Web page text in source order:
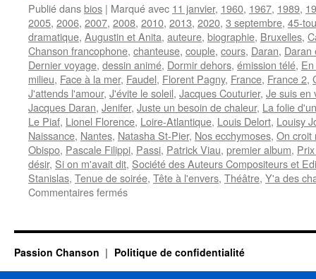
Publié dansbios | Marqué avec 11 janvier, 1960, 1967, 1989,
2005, 2006, 2007, 2008, 2010, 2013, 2020, 3 septembre, 45-
dramatique, Augustin et Anita, auteure, biographie, Bruxelles,
Chanson francophone, chanteuse, couple, cours, Daran, Daran
Dernier voyage, dessin animé, Dormir dehors, émission télé,
milieu, Face à la mer, Faudel, Florent Pagny, France, France 2,
J'attends l'amour, J'évite le soleil, Jacques Couturier, Je suis en
Jacques Daran, Jenifer, Juste un besoin de chaleur, La folie
Le Piaf, Lionel Florence, Loire-Atlantique, Louis Delort, Louisy
Naissance, Nantes, Natasha St-Pier, Nos ecchymoses, On croit
Obispo, Pascale Filippi, Passi, Patrick Viau, premier album,
désir, Si on m'avait dit, Société des Auteurs Compositeurs et
Stanislas, Tenue de soirée, Tête à l'envers, Théâtre, Y'a des
Commentaires ferméssur
Passion Chanson Politique de confidentialité